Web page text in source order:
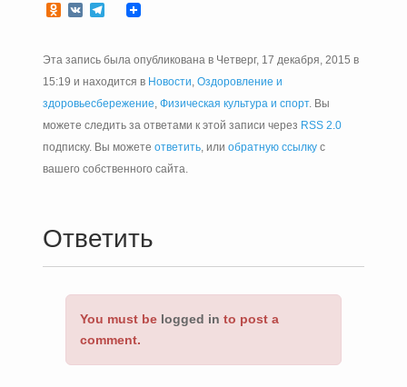
Odnoklassniki
VKTelegram
Эта запись была опубликована в Четверг, 17 декабря, 2015 в
15:19 и находится в Новости, Оздоровление и
здоровьесбережение, Физическая культура и спорт. Вы
можете следить за ответами к этой записи через RSS 2.0
подписку. Вы можете ответить, или обратную ссылкус
вашего собственного сайта.
Ответить
You must be logged in to post a
comment.